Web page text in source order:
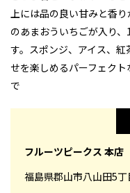
上には品の良い甘みと香
のあまおういちごが入り
す。スポンジ、アイス、
せを楽しめるパーフェク
で
フルーツピークス 本店
福島県郡山市八山田5丁